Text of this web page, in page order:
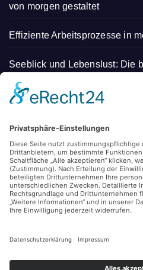
von morgen gestaltet
Effiziente Arbeitsprozesse in
Seeblick und Lebenslust: Die
Tipps für mehr Balance im
So bleibt die Elektrik im